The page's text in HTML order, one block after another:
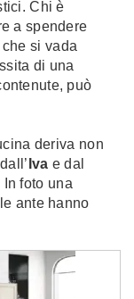
Chi è
a spendere
si vada
di una
può
deriva non
Iva e dal
In foto una
ante hanno